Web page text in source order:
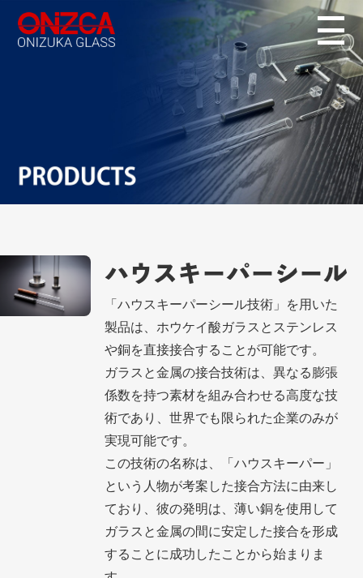
ハウスキーパー シール
「ハウスキーパーシール技術」を用いた
製品は、ホウケイ酸ガラスとステンレス
や銅を直接接合することが可能です。
ガラスと金属の接合技術は、異なる膨張
係数を持つ素材を組み合わせる高度な技
術であり、世界でも限られた企業のみが
実現可能です。
この技術の名称は、「ハウスキーパー」
という人物が考案した接合方法に由来し
ており、彼の発明は、薄い銅を使用して
ガラスと金属の間に安定した接合を形成
することに成功したことから始まりま